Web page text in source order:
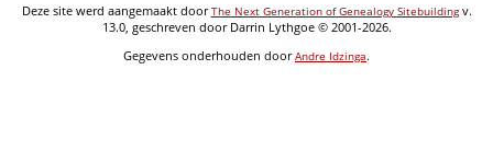
Deze site werd aangemaakt doorThe Next Generation of Genealogy Sitebuildingv.
13.0, geschreven door Darrin Lythgoe © 2001-2026.
Gegevens onderhouden doorAndre Idzinga.